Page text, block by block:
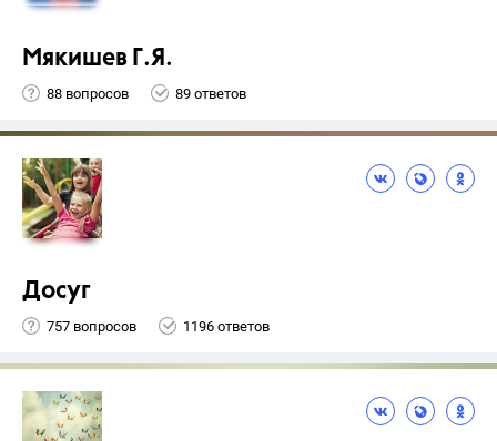
Мякишев Г.Я.
88 вопросов 89 ответов
Досуг
757 вопросов 1196 ответов